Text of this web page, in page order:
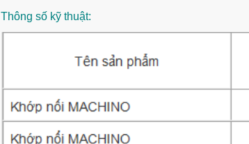
Thông số kỹ thuật: